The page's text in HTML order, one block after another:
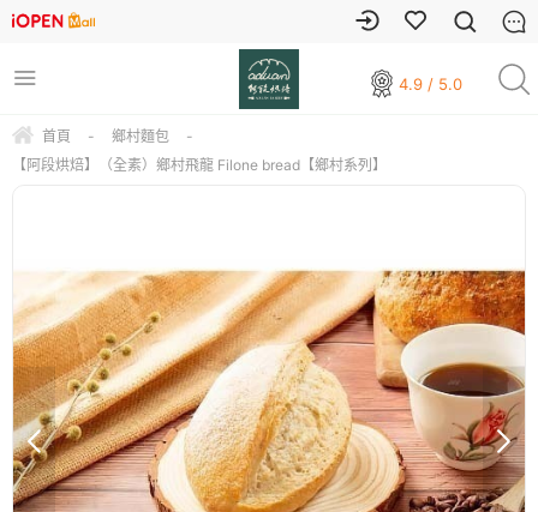
4.9 / 5.0
首頁 - 鄉村麵包
-
【阿段烘焙】（全素）鄉村飛龍 Filone bread【鄉村系列】